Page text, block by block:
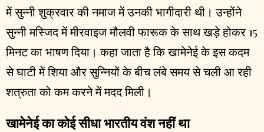
में सुन्नी शुक्रवार की नमाज में उनकी भागीदारी थी। उन्होंने
सुन्नी मस्जिद में मीरवाइज मौलवी फारूक के साथ खड़े होकर 15
मिनट का भाषण दिया। कहा जाता है कि खामेनेई के इस कदम
से घाटी में शिया और सुन्नियों के बीच लंबे समय से चली आ रही
शत्रुता को कम करने में मदद मिली।
खामेनेई का कोई सीधा भारतीय वंश नहीं था